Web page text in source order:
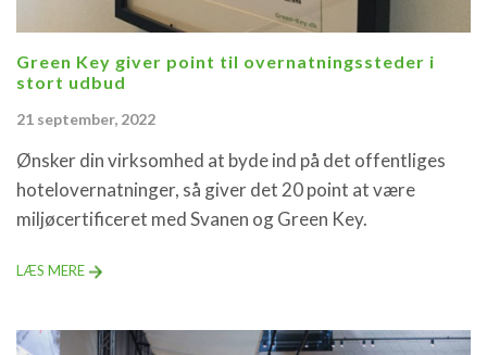
Green Key giver point til overnatningssteder i
stort udbud
21 september, 2022
Ønsker din virksomhed at byde ind på det offentliges
hotelovernatninger, så giver det 20 point at være
miljøcertificeret med Svanen og Green Key.
LÆS MERE